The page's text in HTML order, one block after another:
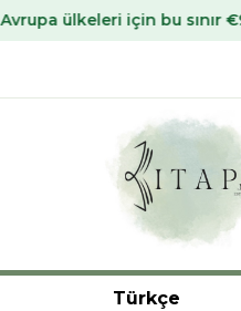
için bu sınır €99,-
Türkçe